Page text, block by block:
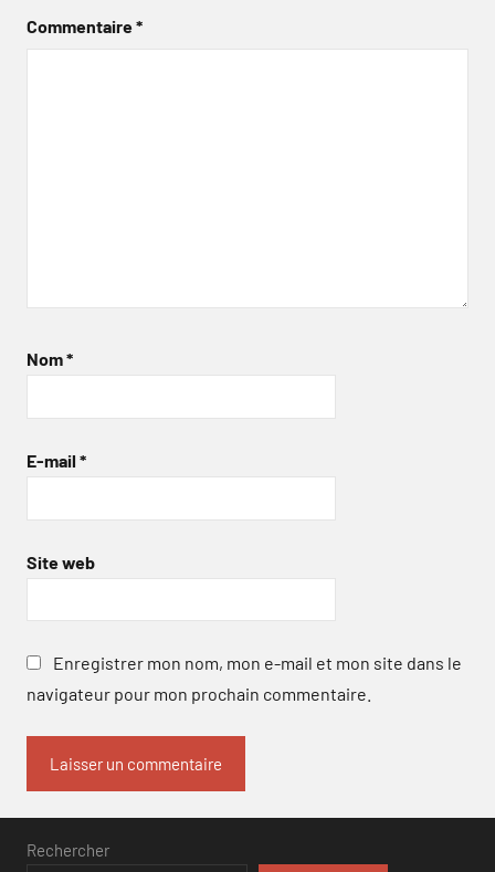
Commentaire*
Nom*
E-mail *
Site web
Enregistrer mon nom, mon e-mail et mon site dans le
navigateur pour mon prochain commentaire.
Rechercher